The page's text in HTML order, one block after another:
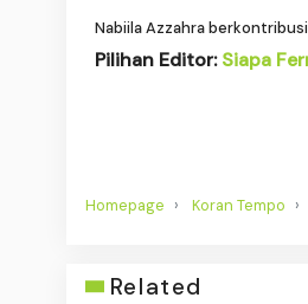
Nabiila Azzahra
Pilihan Editor:Siapa
Homepage Koran Tempo
Related